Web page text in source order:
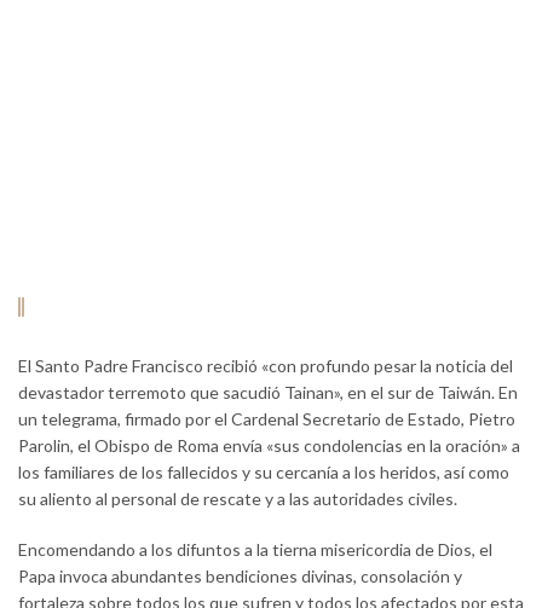
El Santo Padre Francisco recibió «con profundo pesar la noticia del
devastador terremoto que sacudió Tainan», en el sur de Taiwán. En
un telegrama, firmado por el Cardenal Secretario de Estado, Pietro
Parolin, el Obispo de Roma envía «sus condolencias en la oración» a
los familiares de los fallecidos y su cercanía a los heridos, así como
su aliento al personal de rescate y a las autoridades civiles.
Encomendando a los difuntos a la tierna misericordia de Dios, el
Papa invoca abundantes bendiciones divinas, consolación y
fortaleza sobre todos los que sufren y todos los afectados por esta